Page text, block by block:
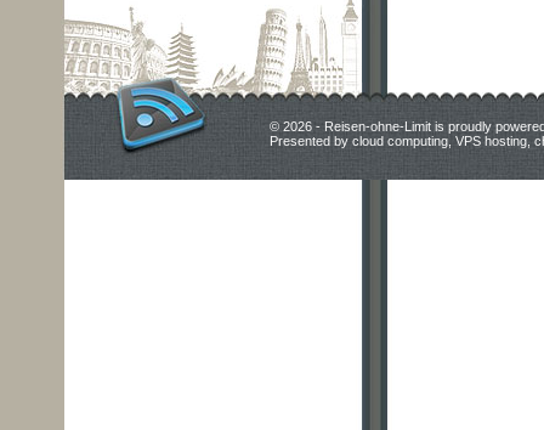
© 2026 - Reisen-ohne-Limit is proudly
Presented by cloud computing VPS hosting